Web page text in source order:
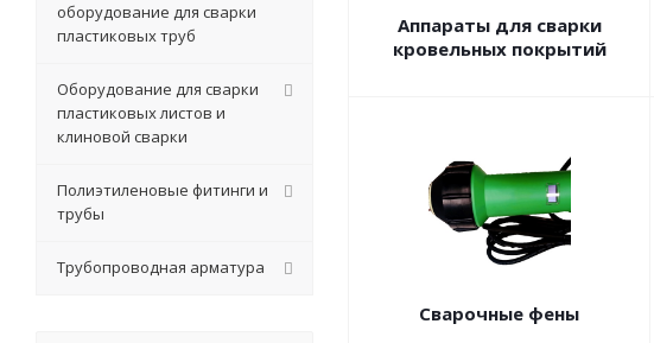
Аппараты для сварки
кровельных покрытий
Сварочные фены
оборудование для сварки
пластиковых труб
Оборудование для сварки
пластиковых листов и
клиновой сварки
Полиэтиленовые фитинги и
трубы
Трубопроводная арматура